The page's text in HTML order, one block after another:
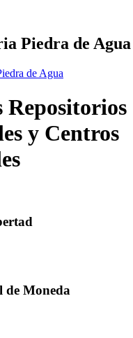
Piedra de Agua
de Agua
Repositorios
y Centros
de Moneda